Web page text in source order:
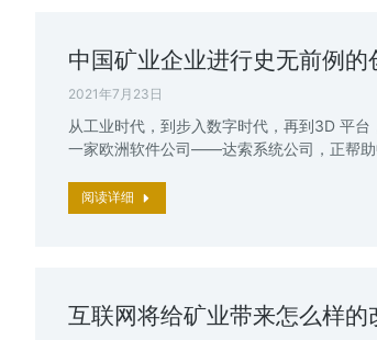
中国矿业企业进行史无前例的
2021年7月23日
从工业时代，到步入数字时代，再到3D 平
一家欧洲软件公司——达索系统公司，正帮
阅读详细
互联网将给矿业带来怎么样的